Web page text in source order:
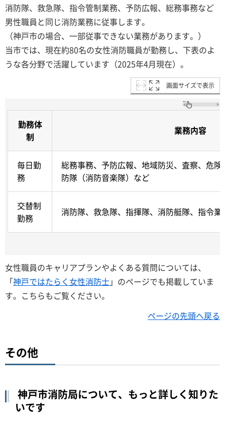
消防隊、救急隊、指令管制業務、予防広報、総務事務など
男性職員と同じ消防業務に従事します。
（神戸市の場合、一部従事できない業務があります。）
当市では、現在約80名の女性消防職員が勤務し、下表のよ
うな各分野で活躍しています（2025年4月現在）。
画面サイズで表示
勤務体
制
業務内容
毎日勤
務
総務事務、予防広報、地域防災、査察、危
防隊（消防音楽隊）など
交替制
勤務
消防隊、救急隊、指揮隊、消防艇隊、指令業
女性職員のキャリアプランやよくある質問については、
「神戸ではたらく女性消防士」のページでも掲載していま
す。こちらもご覧ください。
ページの先頭へ戻る
その他
神戸市消防局について、もっと詳しく知りた
いです